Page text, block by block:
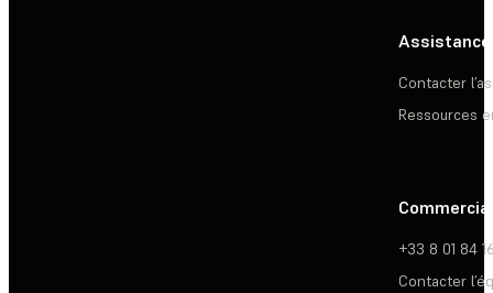
Assistance
Contacter
Ressources
Commercial
+33 8 01 84
Contacter